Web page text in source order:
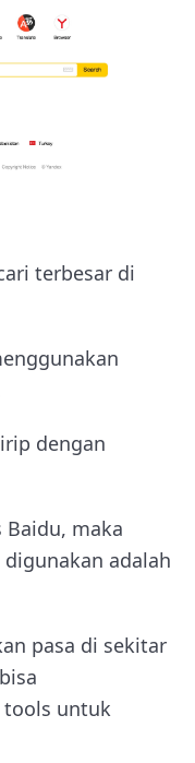
terbesar di
dengan
Baidu, maka
adalah
pasa di sekitar
tools untuk